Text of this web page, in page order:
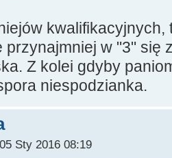
kwalifikacyjnych,
przynajmniej w "3" się
Z kolei gdyby
niespodzianka.
Sty 2016 08:19